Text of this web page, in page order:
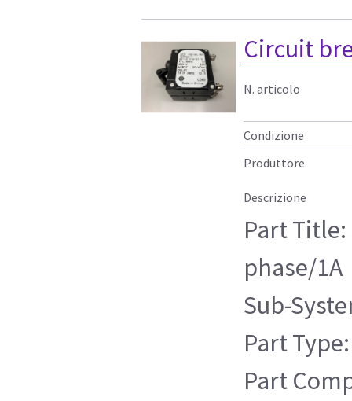
Circuit
N. articolo
Condizione
Produttore
Descrizione
Part
phase/1A
Sub-
Part
Part